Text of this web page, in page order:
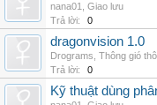
nana01
Giao lưu
Trả lời:
0
dragonvision 1.0
Drograms Thông gió
Trả lời:
0
Kỹ thuật dùng